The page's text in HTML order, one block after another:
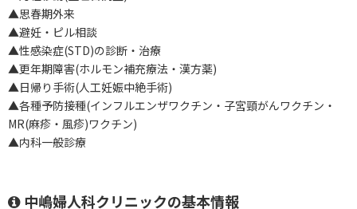
▲思春期外来
▲避妊・ピル相談
▲性感染症(STD)の診断・治療
▲更年期障害(ホルモン補充療法・漢方薬)
▲日帰り手術(人工妊娠中絶手術)
▲各種予防接種(インフルエンザワクチン・子宮頸がんワクチン・
MR(麻疹・風疹)ワクチン)
▲内科一般診療
中嶋婦人科クリニックの基本情報